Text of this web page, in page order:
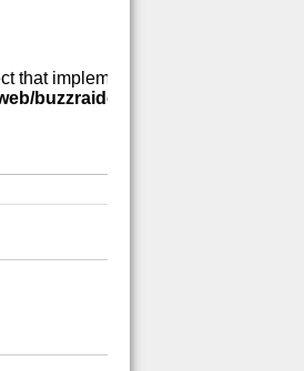
that implements Countable in
buzzraider/wp-includes/class-